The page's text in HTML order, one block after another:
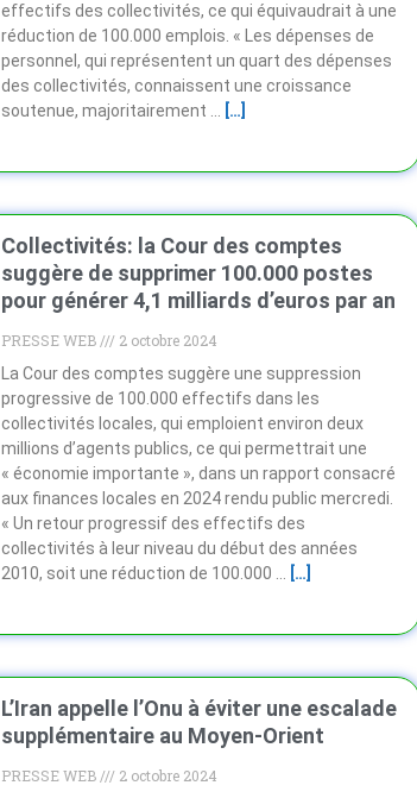
effectifs des collectivités, ce qui équivaudrait à une
réduction de 100.000 emplois. « Les dépenses de
personnel, qui représentent un quart des dépenses
des collectivités, connaissent une croissance
soutenue, majoritairement …
[…]
Collectivités: la Cour des comptes
suggère de supprimer 100.000 postes
pour générer 4,1 milliards d’euros par an
PRESSE WEB
2 octobre 2024
La Cour des comptes suggère une suppression
progressive de 100.000 effectifs dans les
collectivités locales, qui emploient environ deux
millions d’agents publics, ce qui permettrait une
« économie importante », dans un rapport consacré
aux finances locales en 2024 rendu public mercredi.
« Un retour progressif des effectifs des
collectivités à leur niveau du début des années
2010, soit une réduction de 100.000 …
[…]
L’Iran appelle l’Onu à éviter une escalade
supplémentaire au Moyen-Orient
PRESSE WEB
2 octobre 2024